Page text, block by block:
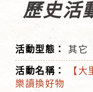
歷史活
其它
【
樂讀換好物